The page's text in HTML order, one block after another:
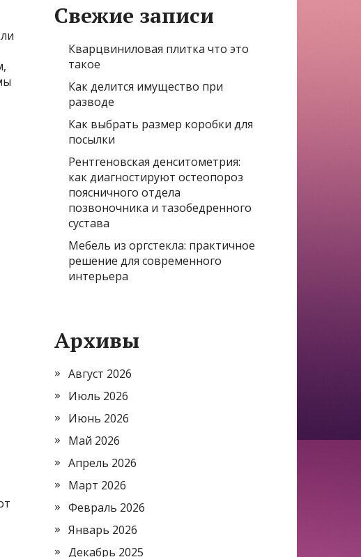
Свежие записи
Кварцвиниловая плитка что это
такое
Как делится имущество при
разводе
Как выбрать размер коробки для
посылки
Рентгеновская денситометрия:
как диагностируют остеопороз
поясничного отдела
позвоночника и тазобедренного
сустава
Мебель из оргстекла: практичное
решение для современного
интерьера
Архивы
Август 2026
Июль 2026
Июнь 2026
Май 2026
Апрель 2026
Март 2026
Февраль 2026
Январь 2026
Декабрь 2025